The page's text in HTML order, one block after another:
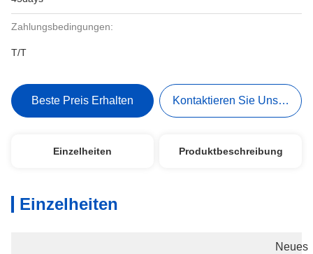
Zahlungsbedingungen:
T/T
Beste Preis Erhalten Kontaktieren Sie Uns Jetzt
Einzelheiten Produktbeschreibung
Einzelheiten
Neues